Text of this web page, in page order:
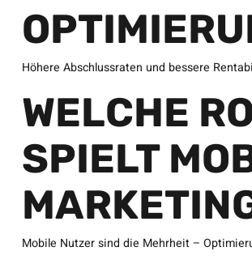
Höhere Abschlussraten und bessere
WELCHE
SPIELT
Mobile Nutzer sind die Mehrheit –